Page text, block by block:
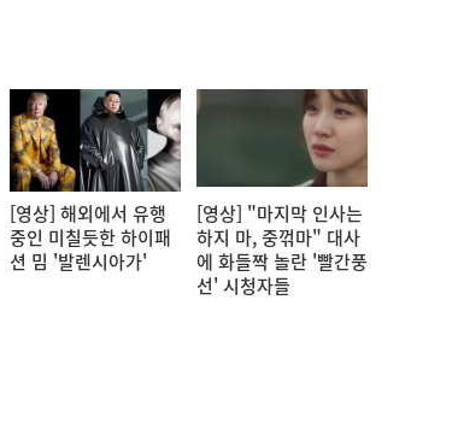
[영상] 해외에서 유행
중인 미칠듯한 하이패
션 밈 '발렌시아가'
[영상] "마지막 인사는
하지 마, 중꺾마" 대사
에 화들짝 놀란 '빨간풍
선' 시청자들